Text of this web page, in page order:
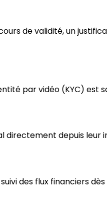
de validité, un
par vidéo (KYC) est
directement depuis leur
des flux financiers